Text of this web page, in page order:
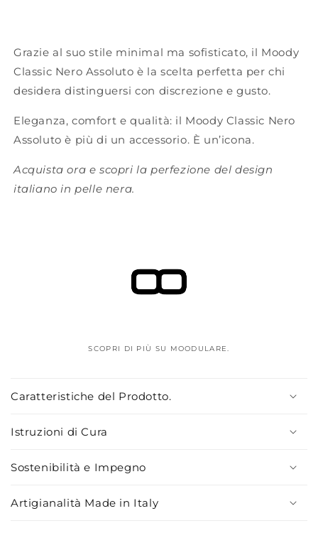
Grazie al suo stile minimal ma sofisticato, il Moody
Classic Nero Assoluto è la scelta perfetta per chi
desidera distinguersi con discrezione e gusto.
Eleganza, comfort e qualità: il Moody Classic Nero
Assoluto è più di un accessorio. È un’icona.
Acquista ora e scopri la perfezione del design
italiano in pelle nera.
SCOPRI DI PIÙ SU MOODULARE.
o
t
n
t
Caratteristiche del Prodotto.
Istruzioni di Cura
Sostenibilità e Impegno
Artigianalità Made in Italy